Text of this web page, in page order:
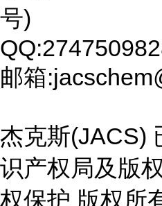
号)
邮箱
杰克斯(JACS)
识产权局及版
权保护 版权所